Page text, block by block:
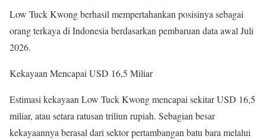
Low Tuck Kwong berhasil mempertahankan posisinya sebagai
orang terkaya di Indonesia berdasarkan pembaruan data awal Juli
2026.
Kekayaan Mencapai USD 16,5 Miliar
Estimasi kekayaan Low Tuck Kwong mencapai sekitar USD 16,5
miliar, atau setara ratusan triliun rupiah. Sebagian besar
kekayaannya berasal dari sektor pertambangan batu bara melalui